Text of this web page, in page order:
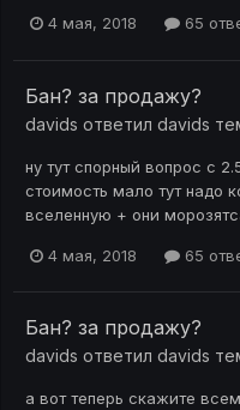
4 мая, 2018 65
Бан? за продажу?
davids ответил davids
ну тут спорный вопрос с
стоимость мало тут надо
вселенную + они
4 мая, 2018 65
Бан? за продажу?
davids ответил davids
а вот теперь скажите